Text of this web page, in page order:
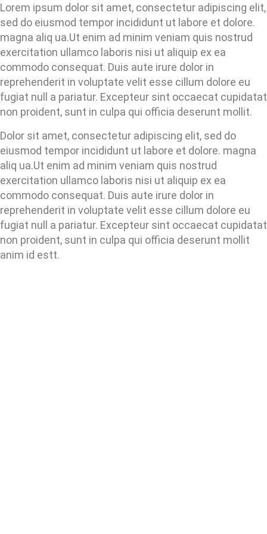
Lorem ipsum dolor sit amet, consectetur adipiscing elit,
sed do eiusmod tempor incididunt ut labore et dolore.
magna aliq ua.Ut enim ad minim veniam quis nostrud
exercitation ullamco laboris nisi ut aliquip ex ea
commodo consequat. Duis aute irure dolor in
reprehenderit in voluptate velit esse cillum dolore eu
fugiat null a pariatur. Excepteur sint occaecat cupidatat
non proident, sunt in culpa qui officia deserunt mollit.
Dolor sit amet, consectetur adipiscing elit, sed do
eiusmod tempor incididunt ut labore et dolore. magna
aliq ua.Ut enim ad minim veniam quis nostrud
exercitation ullamco laboris nisi ut aliquip ex ea
commodo consequat. Duis aute irure dolor in
reprehenderit in voluptate velit esse cillum dolore eu
fugiat null a pariatur. Excepteur sint occaecat cupidatat
non proident, sunt in culpa qui officia deserunt mollit
anim id estt.